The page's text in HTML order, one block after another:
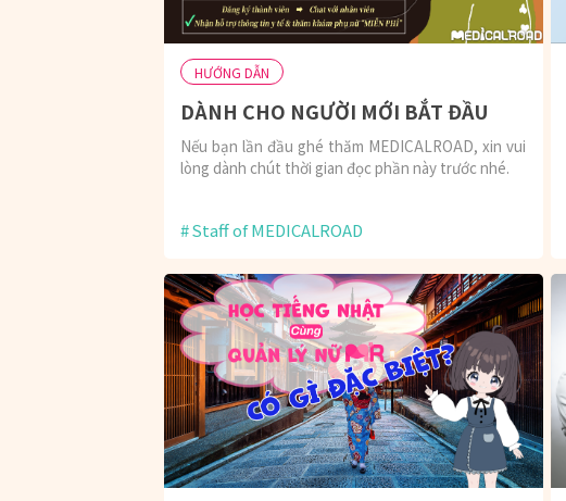
HƯỚNG DẪN
DÀNH CHO NGƯỜI MỚI BẮT ĐẦU
Nếu bạn lần đầu ghé thăm MEDICALROAD, xin vui
lòng dành chút thời gian đọc phần này trước nhé.
Staff of MEDICALROAD